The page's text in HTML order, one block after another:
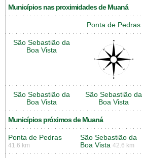
Municípios nas proximidades de Muaná
Ponta de Pedras
São Sebastião da
Boa Vista
São Sebastião da
Boa Vista
São Sebastião da
Boa Vista
Municípios próximos de Muaná
Ponta de Pedras
41.6 km
São Sebastião da
Boa Vista 42.6 km